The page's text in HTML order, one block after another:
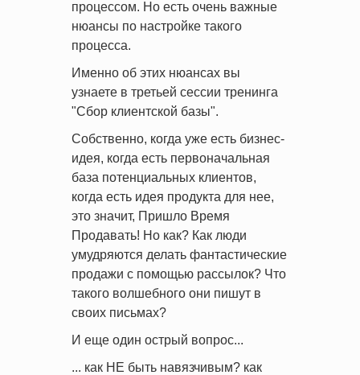
процессом. Но есть очень важные
нюансы по настройке такого
процесса.
Именно об этих нюансах вы
узнаете в третьей сессии тренинга
"Сбор клиентской базы".
Собственно, когда уже есть бизнес-
идея, когда есть первоначальная
база потенциальных клиентов,
когда есть идея продукта для нее,
это значит, Пришло Время
Продавать! Но как? Как люди
умудряются делать фантастические
продажи с помощью рассылок? Что
такого волшебного они пишут в
своих письмах?
И еще один острый вопрос...
... как НЕ быть навязчивым? как